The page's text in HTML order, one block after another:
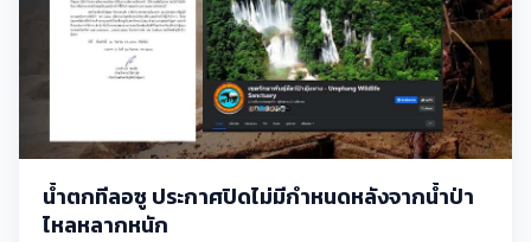
น้ำตกทีลอซู ประกาศปิดไม่มีกำหนดหลังจากน้ำป่า
ไหลหลากหนัก